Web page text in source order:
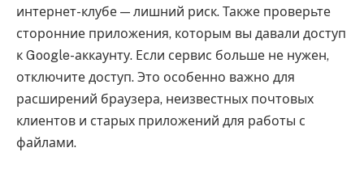
интернет-клубе — лишний риск. Также проверьте
сторонние приложения, которым вы давали доступ
к Google-аккаунту. Если сервис больше не нужен,
отключите доступ. Это особенно важно для
расширений браузера, неизвестных почтовых
клиентов и старых приложений для работы с
файлами.